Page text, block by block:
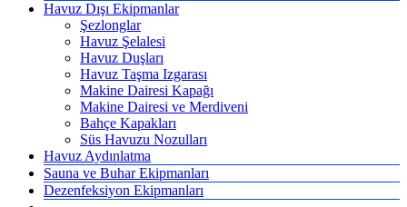
Havuz Dışı Ekipmanlar
Şezlonglar
Havuz Şelalesi
Havuz Duşları
Havuz Taşma Izgarası
Makine Dairesi Kapağı
Makine Dairesi ve Merdiveni
Bahçe Kapakları
Süs Havuzu Nozulları
Havuz Aydınlatma
Sauna ve Buhar Ekipmanları
Dezenfeksiyon Ekipmanları